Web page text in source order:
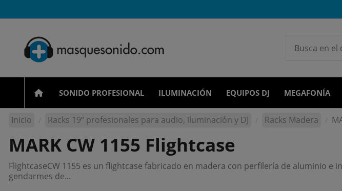
SONIDO PROFESIONAL ILUMINACIÓN EQUIPOS DJ MEGAFONÍA
Inicio Racks 19’’ profesionales para audio, iluminación y DJ Racks Madera
MARK CW 1155 Flightcase
FlightcaseCW 1155 es un flightcase fabricado en madera con perfilería de aluminio
gendarmes de...